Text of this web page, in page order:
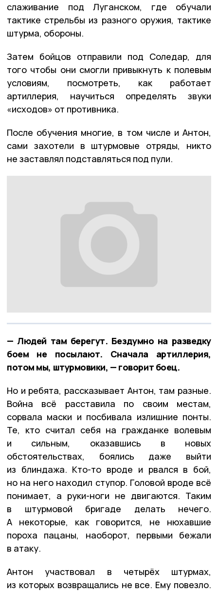
слаживание под Луганском, где обучали
тактике стрельбы из разного оружия, тактике
штурма, обороны.
Затем бойцов отправили под Соледар, для
того чтобы они смогли привыкнуть к полевым
условиям, посмотреть, как работает
артиллерия, научиться определять звуки
«исходов» от противника.
После обучения многие, в том числе и Антон,
сами захотели в штурмовые отряды, никто
не заставлял подставляться под пули.
— Людей там берегут. Бездумно на разведку
боем не посылают. Сначала артиллерия,
потом мы, штурмовики, — говорит боец.
Но и ребята, рассказывает Антон, там разные.
Война всё расставила по своим местам,
сорвала маски и посбивала излишние понты.
Те, кто считал себя на гражданке волевым
и сильным, оказавшись в новых
обстоятельствах, боялись даже выйти
из блиндажа. Кто-то вроде и рвался в бой,
но на него находил ступор. Головой вроде всё
понимает, а руки-ноги не двигаются. Таким
в штурмовой бригаде делать нечего.
А некоторые, как говорится, не нюхавшие
пороха пацаны, наоборот, первыми бежали
в атаку.
Антон участвовал в четырёх штурмах,
из которых возвращались не все. Ему повезло.